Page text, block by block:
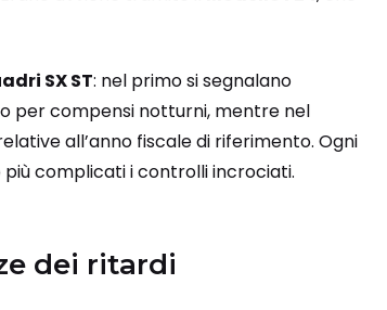
SX ST: nel primo si segnalano
per compensi notturni, mentre nel
all’anno fiscale di riferimento. Ogni
complicati i controlli incrociati.
dei ritardi